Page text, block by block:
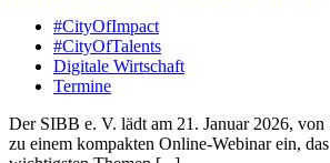
#CityOfImpact
#CityOfTalents
Digitale Wirtschaft
Termine
Der SIBB e. V. lädt am 21. Januar 2026, von
zu einem kompakten Online-Webinar ein,